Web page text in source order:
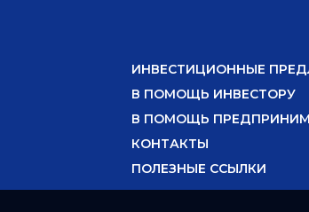
ИНВЕСТИЦИОННЫЕ
В ПОМОЩЬ ИНВЕСТОРУ
В ПОМОЩЬ
КОНТАКТЫ
ПОЛЕЗНЫЕ ССЫЛКИ